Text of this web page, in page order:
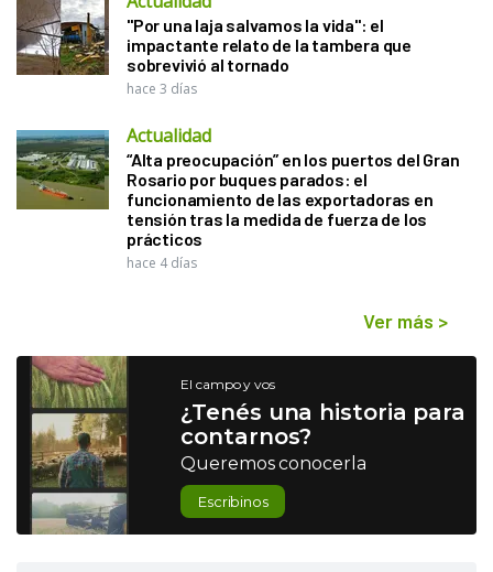
"Por una laja salvamos la vida": el
impactante relato de la tambera que
sobrevivió al tornado
hace 3 días
Actualidad
“Alta preocupación” en los puertos del Gran
Rosario por buques parados: el
funcionamiento de las exportadoras en
tensión tras la medida de fuerza de los
prácticos
hace 4 días
Ver más >
El campo y vos
¿Tenés una historia para
contarnos?
Queremos conocerla
Escribinos